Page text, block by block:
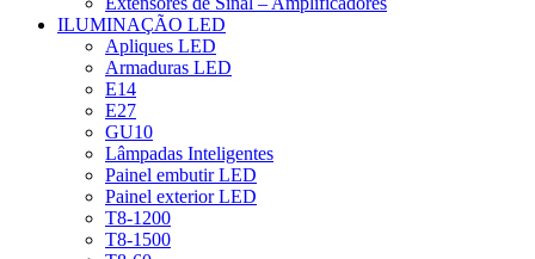
ILUMINAÇÃO LED
Apliques LED
Armaduras LED
E14
E27
GU10
Lâmpadas Inteligentes
Painel embutir LED
Painel exterior LED
T8-1200
T8-1500